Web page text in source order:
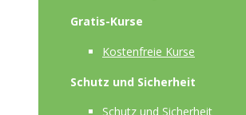
Gratis-Kurse
Kostenfreie Kurse
Schutz und Sicherheit
Schutz und Sicherheit